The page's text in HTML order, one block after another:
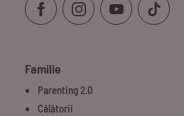
Familie
Parenting 2.0
Călătorii